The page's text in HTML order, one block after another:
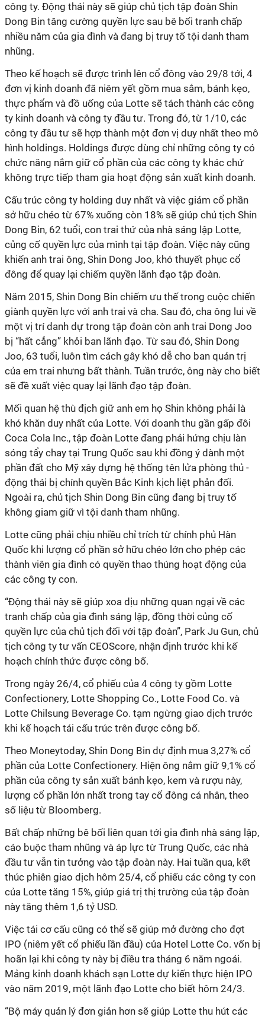
công ty. Động thái này sẽ giúp chủ tịch tập đoàn Shin
Dong Bin tăng cường quyền lực sau bê bối tranh chấp
nhiều năm của gia đình và đang bị truy tố tội danh tham
nhũng.
Theo kế hoạch sẽ được trình lên cổ đông vào 29/8 tới, 4
đơn vị kinh doanh đã niêm yết gồm mua sắm, bánh kẹo,
thực phẩm và đồ uống của Lotte sẽ tách thành các công
ty kinh doanh và công ty đầu tư. Trong đó, từ 1/10, các
công ty đầu tư sẽ hợp thành một đơn vị duy nhất theo mô
hình holdings. Holdings được dùng chỉ những công ty có
chức năng nắm giữ cổ phần của các công ty khác chứ
không trực tiếp tham gia hoạt động sản xuất kinh doanh.
Cấu trúc công ty holding duy nhất và việc giảm cổ phần
sở hữu chéo từ 67% xuống còn 18% sẽ giúp chủ tịch Shin
Dong Bin, 62 tuổi, con trai thứ của nhà sáng lập Lotte,
củng cố quyền lực của mình tại tập đoàn. Việc này cũng
khiến anh trai ông, Shin Dong Joo, khó thuyết phục cổ
đông để quay lại chiếm quyền lãnh đạo tập đoàn.
Năm 2015, Shin Dong Bin chiếm ưu thế trong cuộc chiến
giành quyền lực với anh trai và cha. Sau đó, cha ông lui về
một vị trí danh dự trong tập đoàn còn anh trai Dong Joo
bị “hất cẳng” khỏi ban lãnh đạo. Từ sau đó, Shin Dong
Joo, 63 tuổi, luôn tìm cách gây khó dễ cho ban quản trị
của em trai nhưng bất thành. Tuần trước, ông này cho biết
sẽ đề xuất việc quay lại lãnh đạo tập đoàn.
Mối quan hệ thù địch giữ anh em họ Shin không phải là
khó khăn duy nhất của Lotte. Với doanh thu gần gấp đôi
Coca Cola Inc., tập đoàn Lotte đang phải hứng chịu làn
sóng tẩy chay tại Trung Quốc sau khi đồng ý dành một
phần đất cho Mỹ xây dựng hệ thống tên lửa phòng thủ -
động thái bị chính quyền Bắc Kinh kịch liệt phản đối.
Ngoài ra, chủ tịch Shin Dong Bin cũng đang bị truy tố
không giam giữ vì tội danh tham nhũng.
Lotte cũng phải chịu nhiều chỉ trích từ chính phủ Hàn
Quốc khi lượng cổ phần sở hữu chéo lớn cho phép các
thành viên gia đình có quyền thao thúng hoạt động của
các công ty con.
“Động thái này sẽ giúp xoa dịu những quan ngại về các
tranh chấp của gia đình sáng lập, đồng thời củng cố
quyền lực của chủ tịch đối với tập đoàn”, Park Ju Gun, chủ
tịch công ty tư vấn CEOScore, nhận định trước khi kế
hoạch chính thức được công bố.
Trong ngày 26/4, cổ phiếu của 4 công ty gồm Lotte
Confectionery, Lotte Shopping Co., Lotte Food Co. và
Lotte Chilsung Beverage Co. tạm ngừng giao dịch trước
khi kế hoạch tái cấu trúc trên được công bố.
Theo Moneytoday, Shin Dong Bin dự định mua 3,27% cổ
phần của Lotte Confectionery. Hiện ông nắm giữ 9,1% cổ
phần của công ty sản xuất bánh kẹo, kem và rượu này,
lượng cổ phần lớn nhất trong tay cổ đông cá nhân, theo
số liệu từ Bloomberg.
Bất chấp những bê bối liên quan tới gia đình nhà sáng lập,
cáo buộc tham nhũng và áp lực từ Trung Quốc, các nhà
đầu tư vẫn tin tưởng vào tập đoàn này. Hai tuần qua, kết
thúc phiên giao dịch hôm 25/4, cổ phiếu các công ty con
của Lotte tăng 15%, giúp giá trị thị trường của tập đoàn
này tăng thêm 1,6 tỷ USD.
Việc tái cơ cấu cũng có thể sẽ giúp mở đường cho đợt
IPO (niêm yết cổ phiếu lần đầu) của Hotel Lotte Co. vốn bị
hoãn lại khi công ty này bị điều tra tháng 6 năm ngoái.
Mảng kinh doanh khách sạn Lotte dự kiến thực hiện IPO
vào năm 2019, một lãnh đạo Lotte cho biết hôm 24/3.
“Bộ máy quản lý đơn giản hơn sẽ giúp Lotte thu hút các